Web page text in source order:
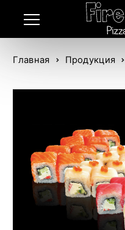
Главная Продукция